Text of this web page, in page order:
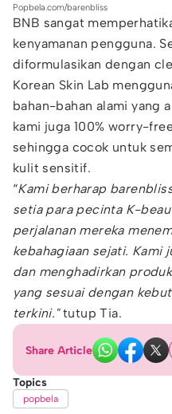
Popbela.com/barenbliss
BNB sangat
kenyamanan pengguna.
diformulasikan dengan
Korean Skin Lab
bahan-bahan alami yang
kami juga 100% worry-
sehingga cocok untuk
kulit sensitif.
“Kami berharap
setia para pecinta K-
perjalanan mereka
kebahagiaan sejati. Kami
dan menghadirkan
yang sesuai dengan
terkini."tutup Tia.
Share Article
Topics
popbela